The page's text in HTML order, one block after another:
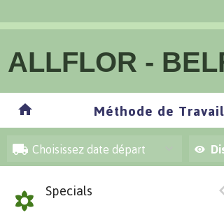
ALLFLOR -
Méthode de Travail
Choisissez date départ
Specials